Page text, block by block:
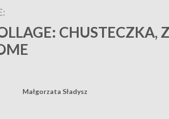
CHUSTECZKA,
Małgorzata Sładysz